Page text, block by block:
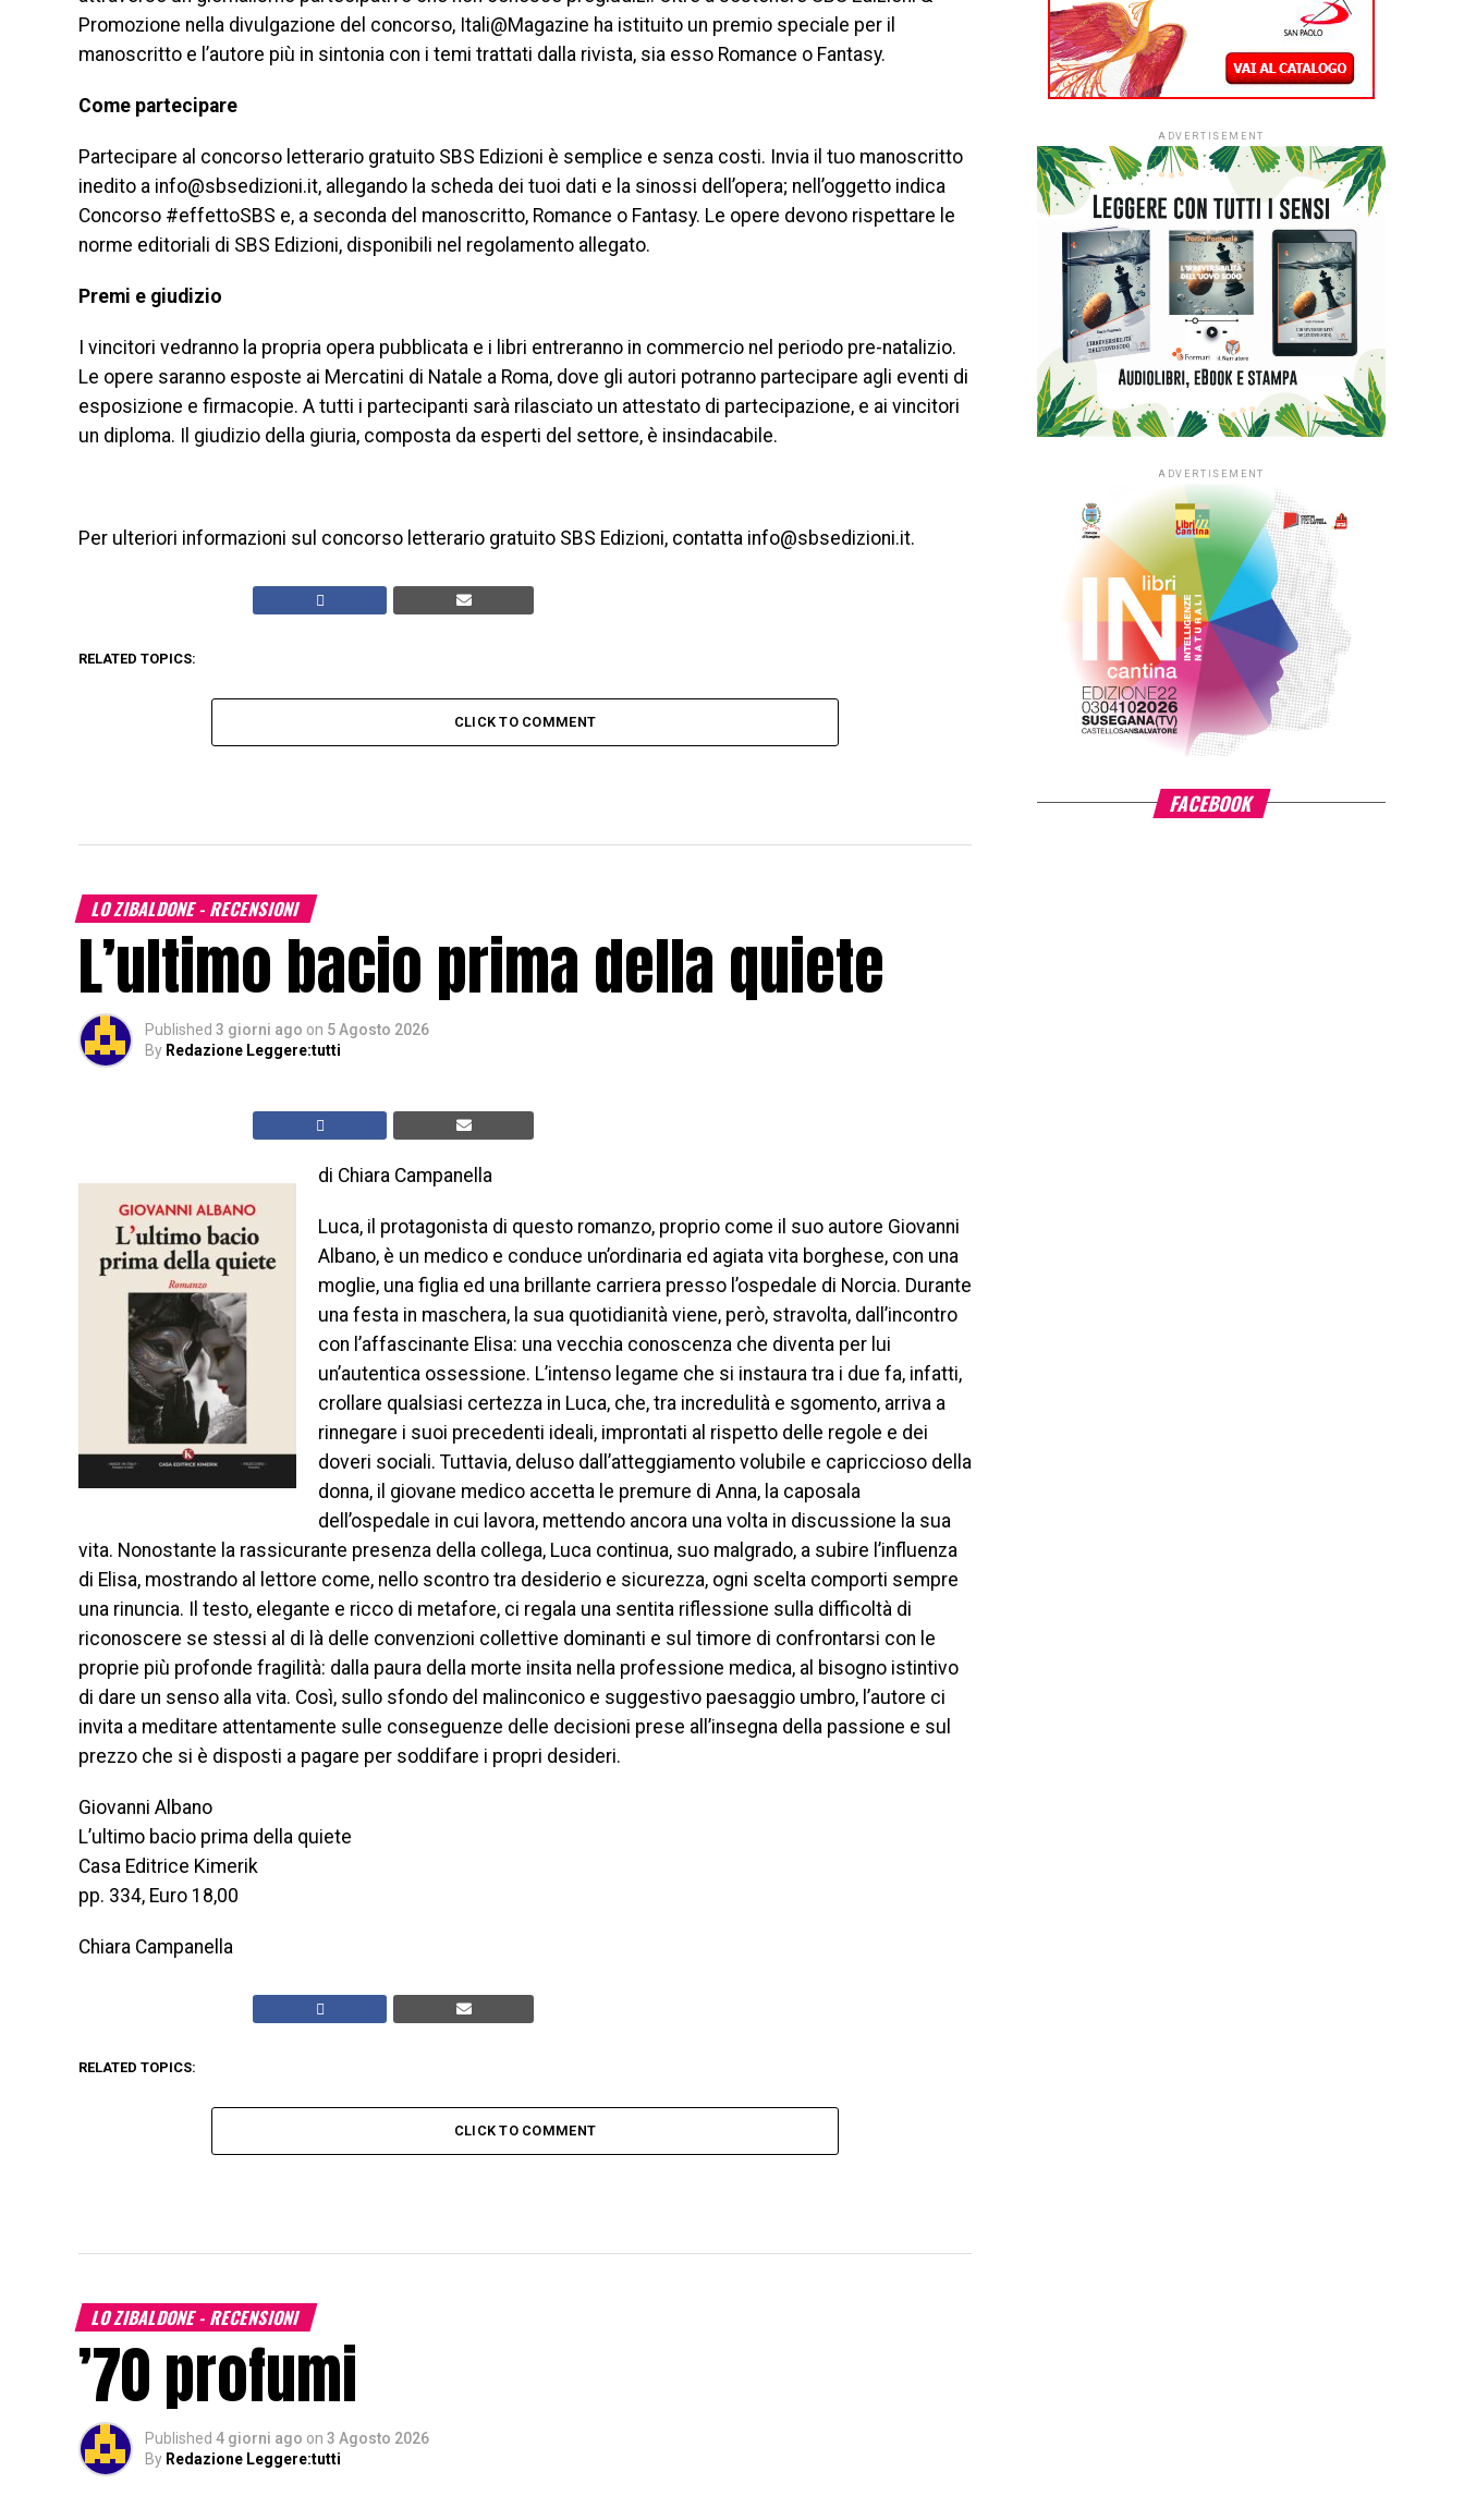
Promozione nella divulgazione del concorso, Itali@Magazine ha istituito un premio speciale per il
manoscritto e l’autore più in sintonia con i temi trattati dalla rivista, sia esso Romance o Fantasy.
Come partecipare
Partecipare al concorso letterario gratuito SBS Edizioni è semplice e senza costi. Invia il tuo manoscritto
inedito a info@sbsedizioni.it, allegando la scheda dei tuoi dati e la sinossi dell’opera; nell’oggetto indica
Concorso #effettoSBS e, a seconda del manoscritto, Romance o Fantasy. Le opere devono rispettare le
norme editoriali di SBS Edizioni, disponibili nel regolamento allegato.
Premi e giudizio
I vincitori vedranno la propria opera pubblicata e i libri entreranno in commercio nel periodo pre-natalizio.
Le opere saranno esposte ai Mercatini di Natale a Roma, dove gli autori potranno partecipare agli eventi di
esposizione e firmacopie. A tutti i partecipanti sarà rilasciato un attestato di partecipazione, e ai vincitori
un diploma. Il giudizio della giuria, composta da esperti del settore, è insindacabile.
Per ulteriori informazioni sul concorso letterario gratuito SBS Edizioni, contatta info@sbsedizioni.it.
RELATED TOPICS:
CLICK TO COMMENT
LO ZIBALDONE - RECENSIONI
L’ultimo bacio prima della quiete
Published 3 giorni ago on 5 Agosto 2026
By Redazione Leggere:tutti
di Chiara Campanella
Luca, il protagonista di questo romanzo, proprio come il suo autore Giovanni
Albano, è un medico e conduce un’ordinaria ed agiata vita borghese, con una
moglie, una figlia ed una brillante carriera presso l’ospedale di Norcia. Durante
una festa in maschera, la sua quotidianità viene, però, stravolta, dall’incontro
con l’affascinante Elisa: una vecchia conoscenza che diventa per lui
un’autentica ossessione. L’intenso legame che si instaura tra i due fa, infatti,
crollare qualsiasi certezza in Luca, che, tra incredulità e sgomento, arriva a
rinnegare i suoi precedenti ideali, improntati al rispetto delle regole e dei
doveri sociali. Tuttavia, deluso dall’atteggiamento volubile e capriccioso della
donna, il giovane medico accetta le premure di Anna, la caposala
dell’ospedale in cui lavora, mettendo ancora una volta in discussione la sua
vita. Nonostante la rassicurante presenza della collega, Luca continua, suo malgrado, a subire l’influenza
di Elisa, mostrando al lettore come, nello scontro tra desiderio e sicurezza, ogni scelta comporti sempre
una rinuncia. Il testo, elegante e ricco di metafore, ci regala una sentita riflessione sulla difficoltà di
riconoscere se stessi al di là delle convenzioni collettive dominanti e sul timore di confrontarsi con le
proprie più profonde fragilità: dalla paura della morte insita nella professione medica, al bisogno istintivo
di dare un senso alla vita. Così, sullo sfondo del malinconico e suggestivo paesaggio umbro, l’autore ci
invita a meditare attentamente sulle conseguenze delle decisioni prese all’insegna della passione e sul
prezzo che si è disposti a pagare per soddifare i propri desideri.
Giovanni Albano
L’ultimo bacio prima della quiete
Casa Editrice Kimerik
pp. 334, Euro 18,00
Chiara Campanella
RELATED TOPICS:
CLICK TO COMMENT
LO ZIBALDONE - RECENSIONI
’70 profumi
Published 4 giorni ago on 3 Agosto 2026
By Redazione Leggere:tutti
ADVERTISEMENT
ADVERTISEMENT
FACEBOOK